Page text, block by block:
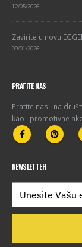
12/05/2026
Zavirite u novu
09/01/2026
PRATITE NAS
Pratite nas i na
kao i promotivne
NEWSLETTER